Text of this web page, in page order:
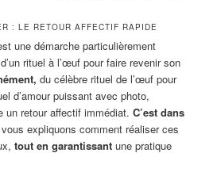
: LE RETOUR AFFECTIF RAPIDE
une démarche particulièrement
d’un rituel à l’œuf pour faire revenir son
du célèbre rituel de l’œuf pour
d’amour puissant avec photo,
un retour affectif immédiat.C’est dans
expliquons comment réaliser ces
tout en garantissant une pratique